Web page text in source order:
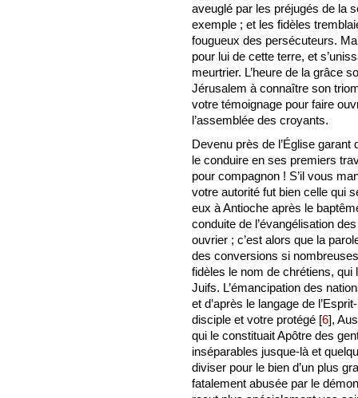
aveuglé par les préjugés de la
exemple ; et les fidèles
fougueux des persécuteurs.
pour lui de cette terre, et
meurtrier. L’heure de la grâce
Jérusalem à connaître son
votre témoignage pour faire
l’assemblée des croyants.
Devenu près de l’Église
le conduire en ses premiers
pour compagnon ! S’il vous
votre autorité fut bien celle qui
eux à Antioche après le
conduite de l’évangélisation
ouvrier ; c’est alors que la
des conversions si
fidèles le nom de chrétiens,
Juifs. L’émancipation des
et d’après le langage de
disciple et votre protégé [6],
qui le constituait Apôtre des
inséparables jusque-là et
diviser pour le bien d’un plus
fatalement abusée par le